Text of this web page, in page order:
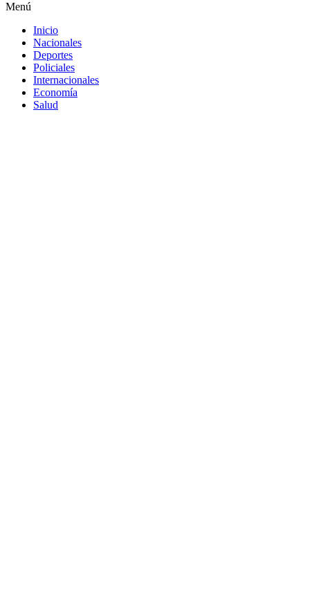
Menú
Inicio
Nacionales
Deportes
Policiales
Internacionales
Economía
Salud